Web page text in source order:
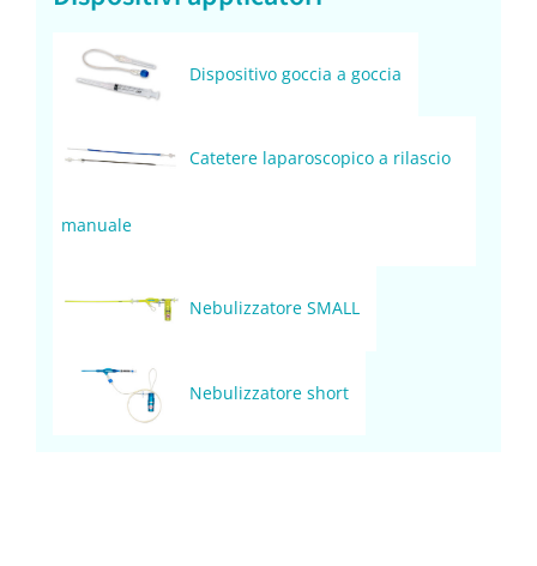
Dispositivo goccia a goccia
Catetere laparoscopico a rilascio
manuale
Nebulizzatore SMALL
Nebulizzatore short